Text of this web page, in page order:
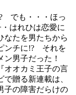
でも・・・ほっ
はれひは恋愛に
たを男たちから
ンチに!? それを
ン男子だった！
オオカミ王子の言
贈る新連載は、
子の障害だらけの